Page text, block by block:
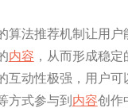
算法推荐机制让用户
内容 ，从而形成稳定
互动性极强，用户可
方式参与到 内容创作